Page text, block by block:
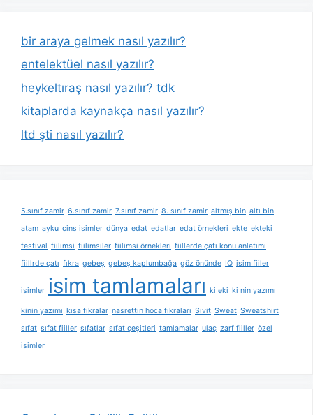
bir araya gelmek nasıl yazılır?
entelektüel nasıl yazılır?
heykeltıraş nasıl yazılır? tdk
kitaplarda kaynakça nasıl yazılır?
ltd şti nasıl yazılır?
5.sınıf zamir 6.sınıf zamir 7.sınıf zamir 8. sınıf zamir altmış bin altı bin
atam ayku cins isimler dünya edat edatlar edat örnekleri ekte ekteki
festival fiilimsi fiilimsiler fiilimsi örnekleri fiillerde çatı konu anlatımı
fiillrde çatı fıkra gebeş gebeş kaplumbağa göz önünde IQ isim fiiler
isimler isim tamlamaları ki eki ki nin yazımı
kinin yazımı kısa fıkralar nasrettin hoca fıkraları Sivit Sweat Sweatshirt
sıfat sıfat fiiller sıfatlar sıfat çeşitleri tamlamalar ulaç zarf fiiller özel
isimler